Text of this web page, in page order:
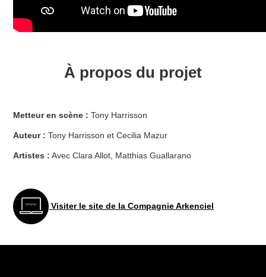
À propos du projet
Metteur en scène : Tony Harrisson
Auteur : Tony Harrisson et Cecilia Mazur
Artistes : Avec Clara Allot, Matthias Guallarano
Visiter le site de la Compagnie Arkenciel